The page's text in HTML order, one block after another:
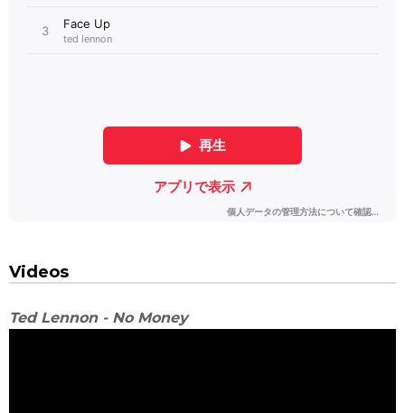
Videos
Ted Lennon - No Money